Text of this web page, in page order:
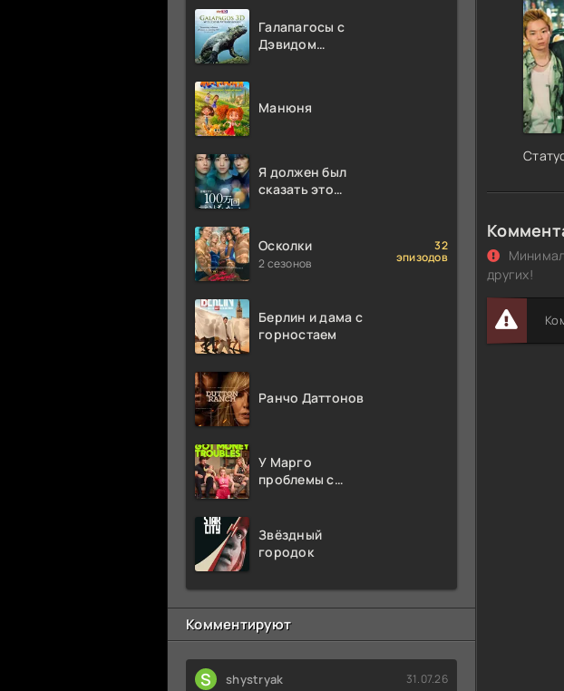
Галапагосы с
Дэвидом
Манюня
Я должен был
сказать это
Осколки
2 сезонов
32
эпизодов
Берлин и дама с
горностаем
Ранчо Даттонов
У Марго
проблемы с
Звёздный
городок
Комментируют
S shystryak 31.07.26
других!